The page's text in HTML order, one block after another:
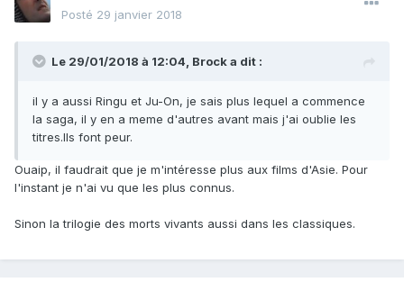
Posté 29 janvier 2018
Le 29/01/2018 à 12:04, Brocka dit :
il y a aussi Ringu et Ju-On, je sais plus lequel a commence
la saga, il y en a meme d'autres avant mais j'ai oublie les
titres.Ils font peur.
Ouaip, il faudrait que je m'intéresse plus aux films d'Asie. Pour
l'instant je n'ai vu que les plus connus.
Sinon la trilogie des morts vivants aussi dans les classiques.